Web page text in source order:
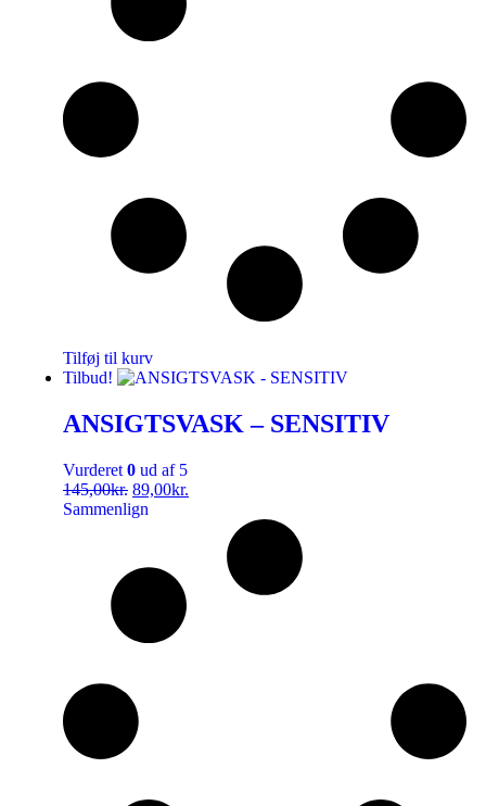
Tilføj til kurv
Tilbud!
ANSIGTSVASK – SENSITIV
Vurderet 0 ud af 5
145,00kr. 89,00kr.
Sammenlign